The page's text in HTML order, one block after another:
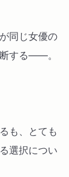
同じ女優の
する――。
も、とても
選択につい